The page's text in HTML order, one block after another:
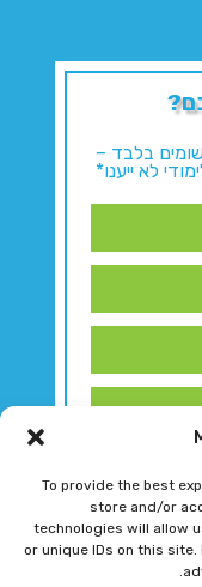
To provide the best
store and/or
technologies will allow
or unique IDs on this
בלבד –
לא ייענו*